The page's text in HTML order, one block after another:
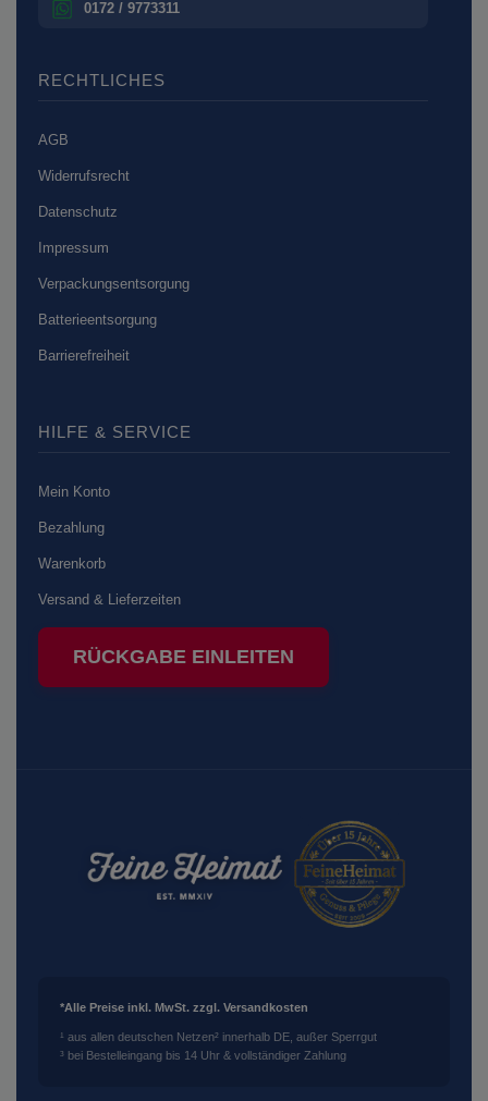
0172 / 9773311
RECHTLICHES
AGB
Widerrufsrecht
Datenschutz
Impressum
Verpackungsentsorgung
Batterieentsorgung
Barrierefreiheit
HILFE & SERVICE
Mein Konto
Bezahlung
Warenkorb
Versand & Lieferzeiten
RÜCKGABE EINLEITEN
*Alle Preise inkl. MwSt. zzgl. Versandkosten
¹ aus allen deutschen Netzen² innerhalb DE, außer Sperrgut
³ bei Bestelleingang bis 14 Uhr & vollständiger Zahlung